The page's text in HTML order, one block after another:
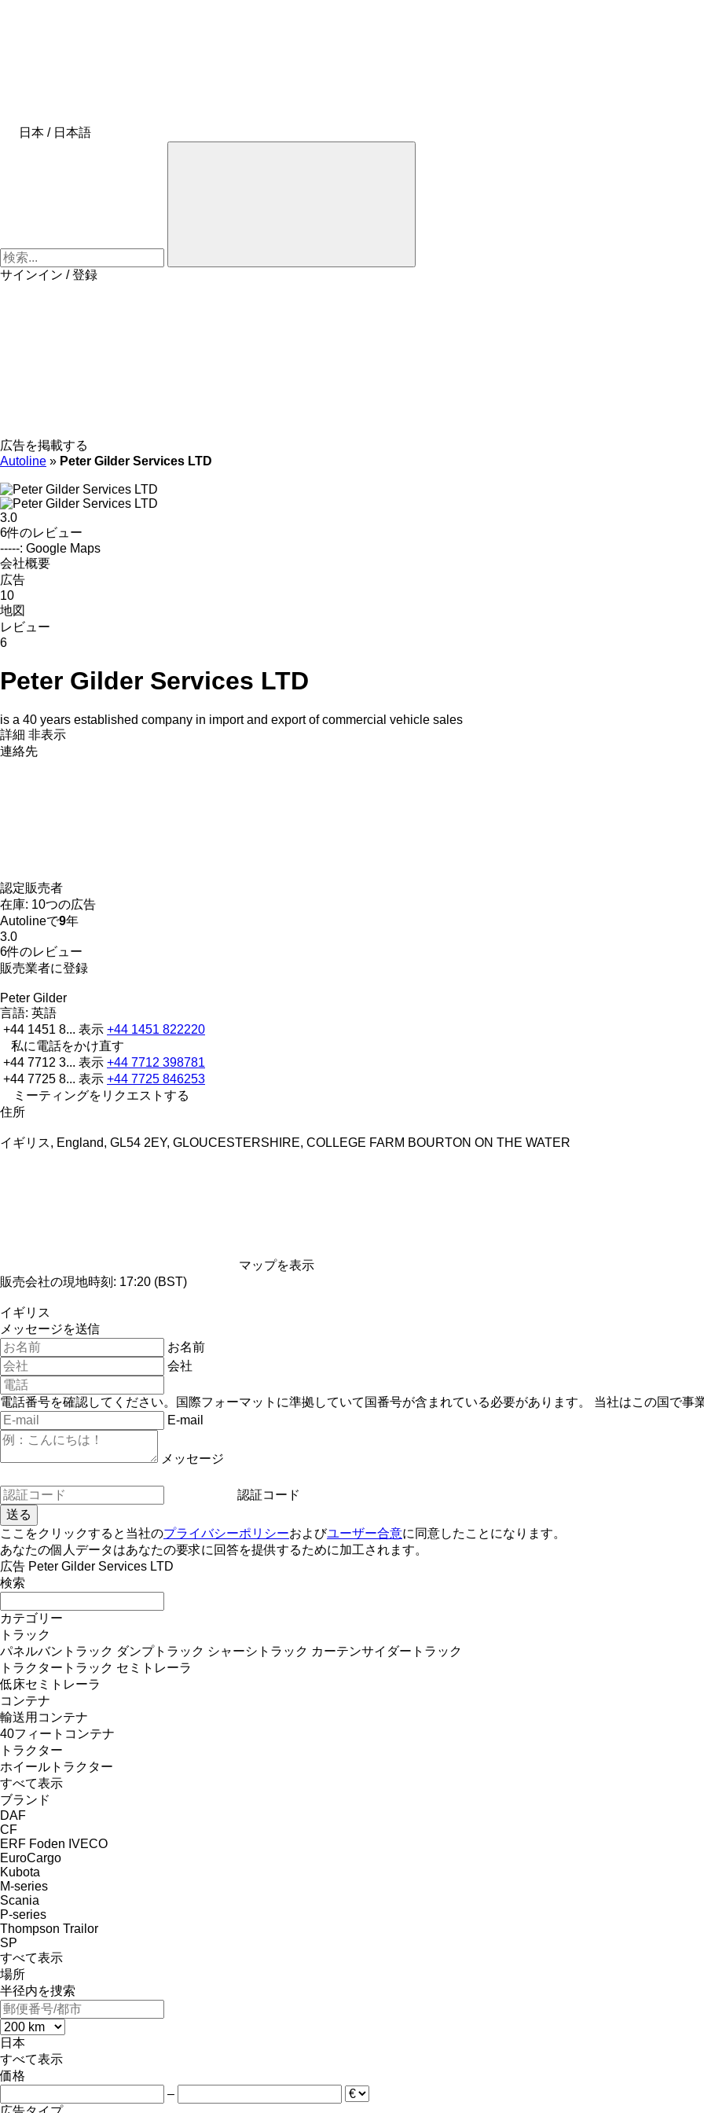
日本 / 日本語
サインイン / 登録
広告を掲載する
Autoline » Peter Gilder Services LTD
3.0
6件のレビュー
-----: Google Maps
会社概要
広告
10
地図
レビュー
6
Peter Gilder Services LTD
is a 40 years established company in import and export of commercial vehicle sales
詳細 非表示
連絡先
認定販売者
在庫: 10つの広告
Autolineで9年
3.0
6件のレビュー
販売業者に登録
Peter Gilder
言語: 英語
+44 1451 8... 表示 +44 1451 822220
私に電話をかけ直す
+44 7712 3... 表示 +44 7712 398781
+44 7725 8... 表示 +44 7725 846253
ミーティングをリクエストする
住所
イギリス, England, GL54 2EY, GLOUCESTERSHIRE, COLLEGE FARM BOURTON ON THE WATER
マップを表示
販売会社の現地時刻: 17:20 (BST)
イギリス
メッセージを送信
お名前
会社
電話番号を確認してください。国際フォーマットに準拠していて国番号が含まれている必要があります。
当社はこの国で事
E-mail
メッセージ
認証コード
ここをクリックすると当社のプライバシーポリシーおよびユーザー合意に同意したことになります。
あなたの個人データはあなたの要求に回答を提供するために加工されます。
広告 Peter Gilder Services LTD
検索
カテゴリー
トラック
パネルバントラック ダンプトラック シャーシトラック カーテンサイダートラック
トラクタートラック セミトレーラ
低床セミトレーラ
コンテナ
輸送用コンテナ
40フィートコンテナ
トラクター
ホイールトラクター
すべて表示
ブランド
DAF
CF
ERF Foden IVECO
EuroCargo
Kubota
M-series
Scania
P-series
Thompson Trailor
SP
すべて表示
場所
半径内を捜索
日本
すべて表示
価格
–